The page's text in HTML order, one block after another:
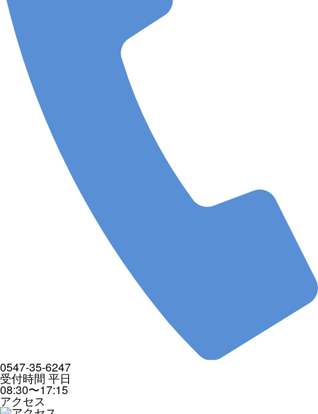
0547-35-6247
受付時間 平日
08:30〜17:15
アクセス